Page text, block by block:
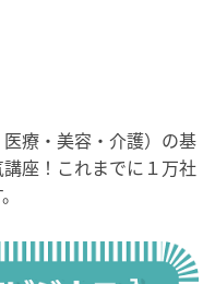
療・美容・介護）の基
座！これまでに１万社